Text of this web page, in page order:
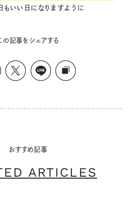
いい日になりますように
の記事をシェアする
おすすめ記事
ARTICLES